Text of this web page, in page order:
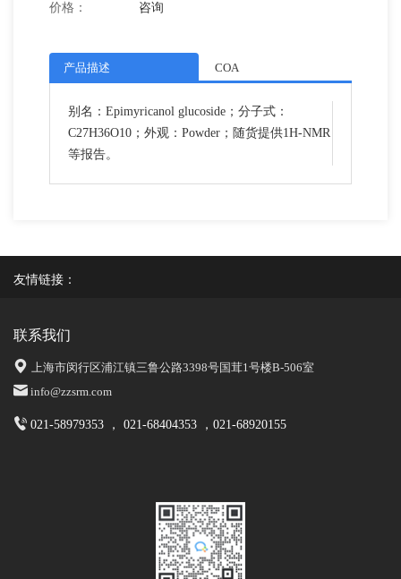
价格： 咨询
产品描述 COA
别名：Epimyricanol glucoside；分子式：
C27H36O10；外观：Powder；随货提供1H-NMR
等报告。
友情链接：
联系我们
上海市闵行区浦江镇三鲁公路3398号国茸1号楼B-506室
info@zzsrm.com
021-58979353 ， 021-68404353 ，021-68920155